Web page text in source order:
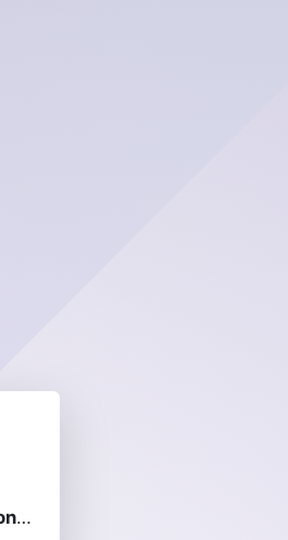
Briefadvies nr. 1 - gedwongen zorgen en verwijdering.pdf